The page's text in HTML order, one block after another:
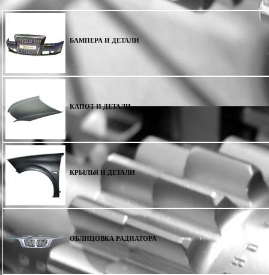
БАМПЕРА И ДЕТАЛИ
КАПОТ И ДЕТАЛИ
КРЫЛЬЯ И ДЕТАЛИ
ОБЛИЦОВКА РАДИАТОРА